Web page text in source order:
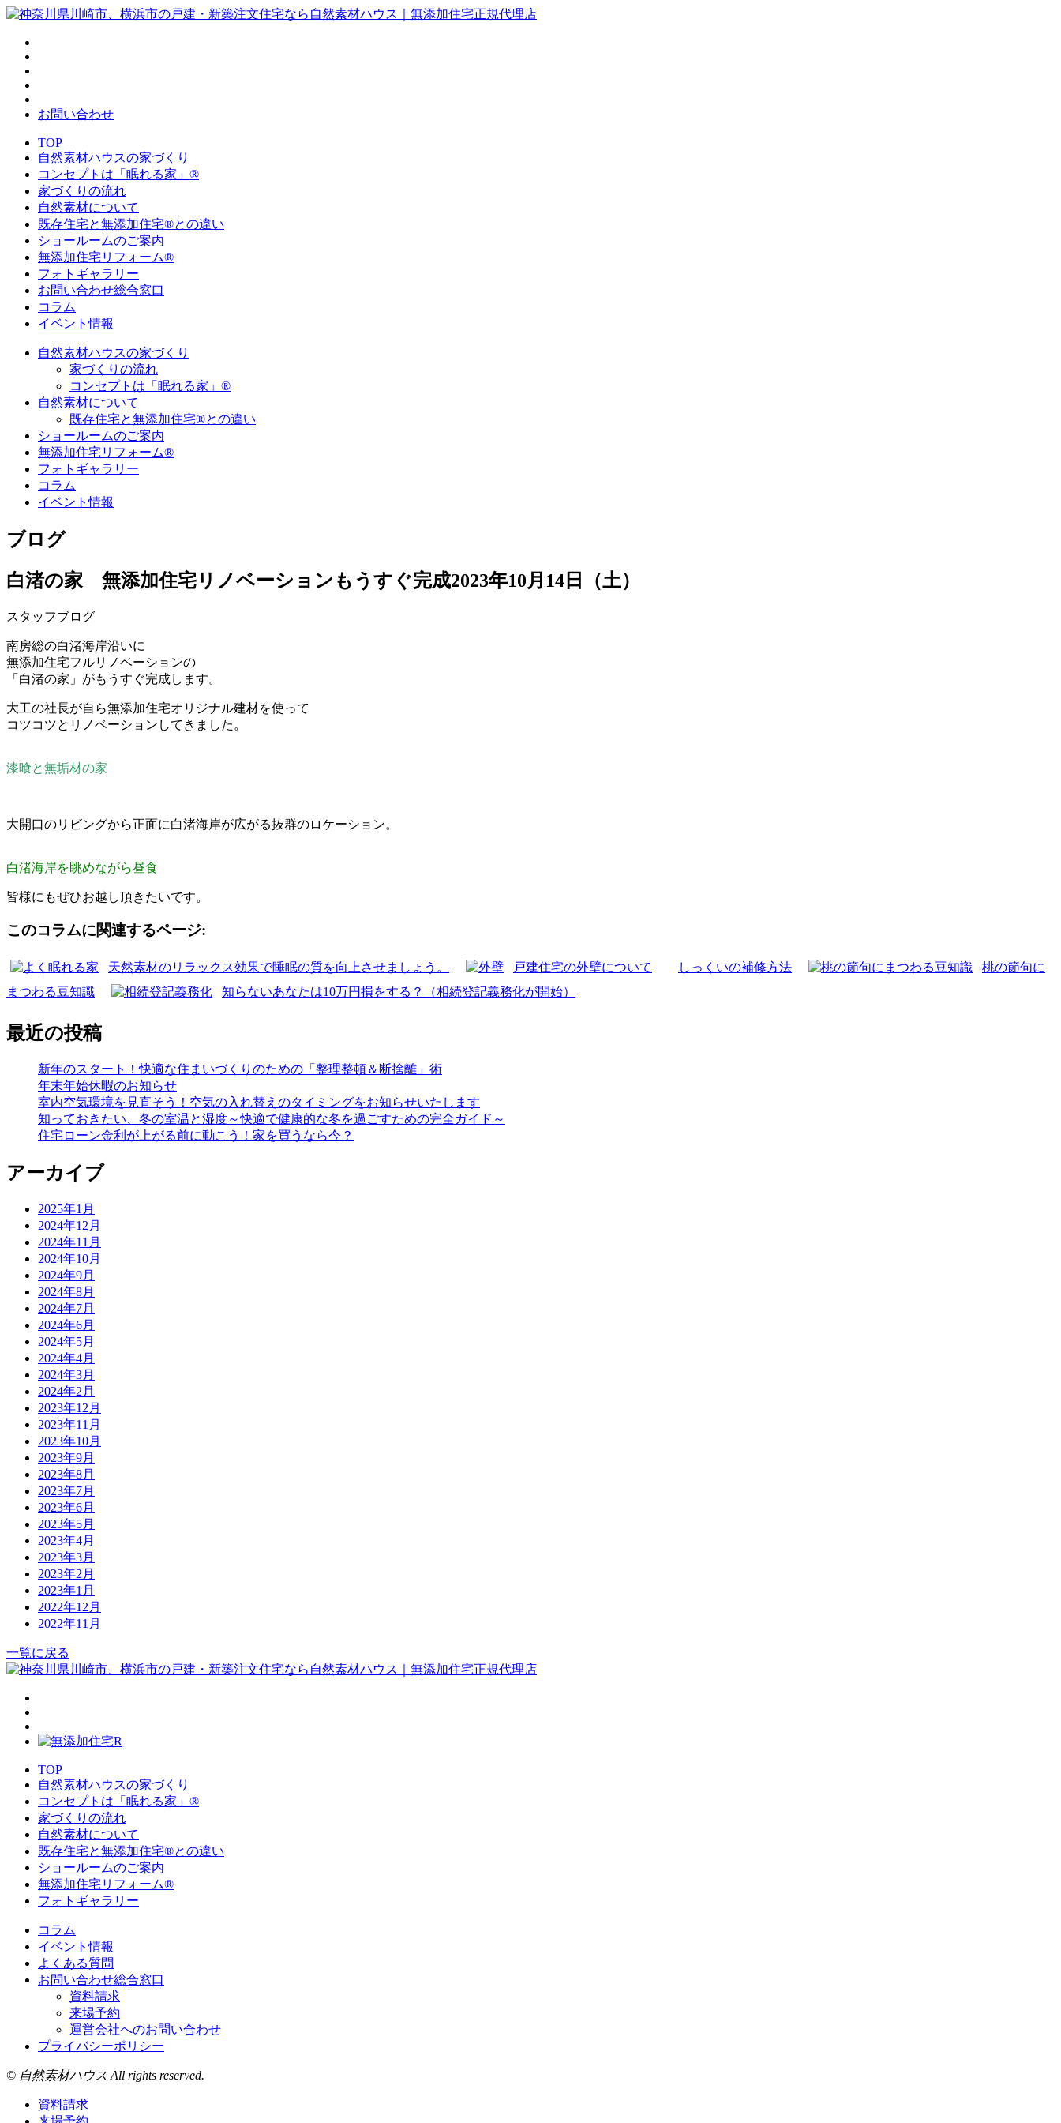
お問い合わせ
TOP
自然素材ハウスの家づくり
コンセプトは「眠れる家」®
家づくりの流れ
自然素材について
既存住宅と無添加住宅®との違い
ショールームのご案内
無添加住宅リフォーム®
フォトギャラリー
お問い合わせ総合窓口
コラム
イベント情報
自然素材ハウスの家づくり
家づくりの流れ
コンセプトは「眠れる家」®
自然素材について
既存住宅と無添加住宅®との違い
ショールームのご案内
無添加住宅リフォーム®
フォトギャラリー
コラム
イベント情報
ブログ
白渚の家 無添加住宅リノベーションもうすぐ完成2023年10月14日（土）
スタッフブログ
南房総の白渚海岸沿いに
無添加住宅フルリノベーションの
「白渚の家」がもうすぐ完成します。
大工の社長が自ら無添加住宅オリジナル建材を使って
コツコツとリノベーションしてきました。
漆喰と無垢材の家
大開口のリビングから正面に白渚海岸が広がる抜群のロケーション。
白渚海岸を眺めながら昼食
皆様にもぜひお越し頂きたいです。
このコラムに関連するページ:
天然素材のリラックス効果で睡眠の質を向上させましょう。 戸建住宅の外壁について しっくいの補修方法
桃の節句に
まつわる豆知識
知らないあなたは10万円損をする？（相続登記義務化が開始）
最近の投稿
新年のスタート！快適な住まいづくりのための「整理整頓＆断捨離」術
年末年始休暇のお知らせ
室内空気環境を見直そう！空気の入れ替えのタイミングをお知らせいたします
知っておきたい、冬の室温と湿度～快適で健康的な冬を過ごすための完全ガイド～
住宅ローン金利が上がる前に動こう！家を買うなら今？
アーカイブ
2025年1月
2024年12月
2024年11月
2024年10月
2024年9月
2024年8月
2024年7月
2024年6月
2024年5月
2024年4月
2024年3月
2024年2月
2023年12月
2023年11月
2023年10月
2023年9月
2023年8月
2023年7月
2023年6月
2023年5月
2023年4月
2023年3月
2023年2月
2023年1月
2022年12月
2022年11月
一覧に戻る
TOP
自然素材ハウスの家づくり
コンセプトは「眠れる家」®
家づくりの流れ
自然素材について
既存住宅と無添加住宅®との違い
ショールームのご案内
無添加住宅リフォーム®
フォトギャラリー
コラム
イベント情報
よくある質問
お問い合わせ総合窓口
資料請求
来場予約
運営会社へのお問い合わせ
プライバシーポリシー
© 自然素材ハウス All rights reserved.
資料請求